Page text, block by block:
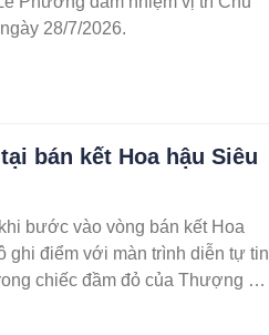
28/7/2026.
bán kết Hoa hậu Siêu
bước vào vòng bán kết Hoa
ghi điểm với màn trình diễn tự tin
chiếc đầm đỏ của Thượng Gia